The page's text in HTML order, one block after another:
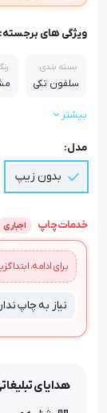
ویژگی های برجسته:
بسته بندی:
سلفون تکی
قابلیت چاپ:
بیشتر
مدل:
بدون زیپ
خدمات چاپ اجباری
برای ادامه، ابتدا
نیاز به چاپ
هدایای